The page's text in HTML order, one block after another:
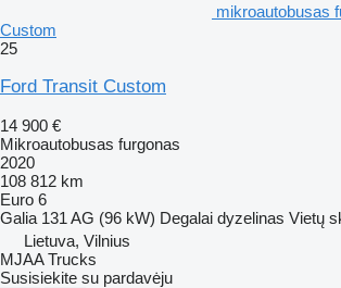
mikroautobusas
Custom
25
Ford Transit Custom
14 900 €
Mikroautobusas furgonas
2020
108 812 km
Euro 6
Galia 131 AG (96 kW) Degalai dyzelinas Vietų
Lietuva, Vilnius
MJAA Trucks
Susisiekite su pardavėju